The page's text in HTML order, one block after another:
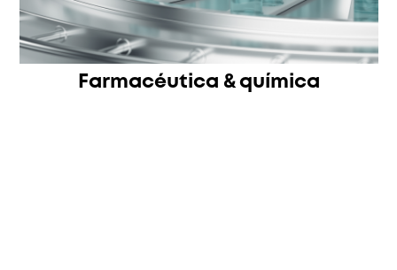
Farmacéutica & química